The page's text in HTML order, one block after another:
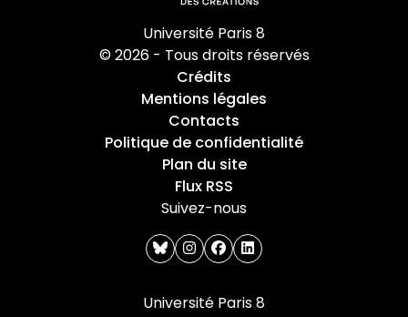
Université Paris 8
© 2026 - Tous droits réservés
Crédits
Mentions légales
Contacts
Politique de confidentialité
Plan du site
Flux RSS
Suivez-nous
blueskyinstagram
facebook
linkedin
Université Paris 8